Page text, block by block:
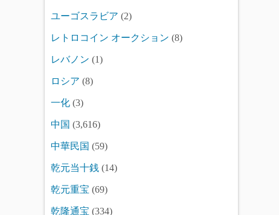
ユーゴスラビア (2)
レトロコイン オークション (8)
レバノン (1)
ロシア (8)
一化 (3)
中国 (3,616)
中華民国 (59)
乾元当十銭 (14)
乾元重宝 (69)
乾隆通宝 (334)